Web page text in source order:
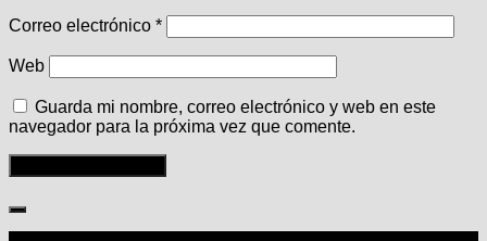
Correo electrónico *
Web
Guarda mi nombre, correo electrónico y web en este
navegador para la próxima vez que comente.